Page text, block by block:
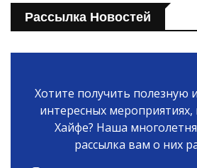
Рассылка Новостей
Хотите получить
интересных
Хайфе? Наша
рассылка вам о них